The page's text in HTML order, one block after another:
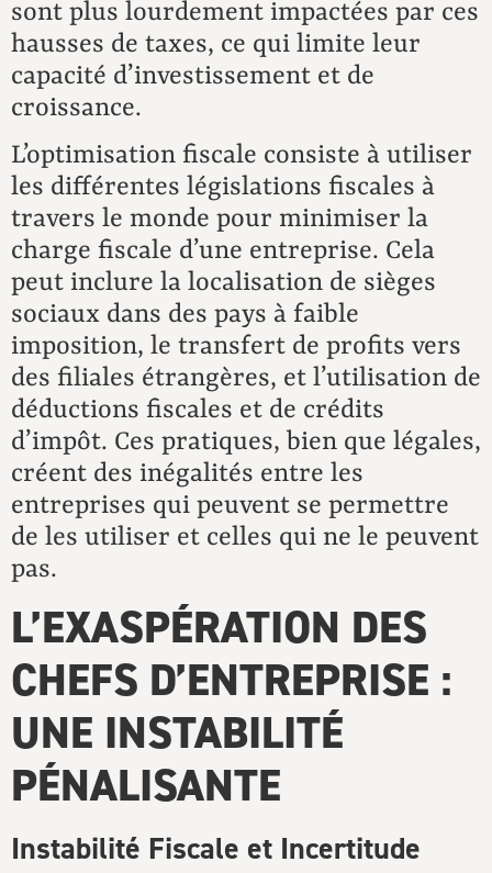
sont plus lourdement impactées par ces
hausses de taxes, ce qui limite leur
capacité d’investissement et de
croissance.
L’optimisation fiscale consiste à utiliser
les différentes législations fiscales à
travers le monde pour minimiser la
charge fiscale d’une entreprise. Cela
peut inclure la localisation de sièges
sociaux dans des pays à faible
imposition, le transfert de profits vers
des filiales étrangères, et l’utilisation de
déductions fiscales et de crédits
d’impôt. Ces pratiques, bien que légales,
créent des inégalités entre les
entreprises qui peuvent se permettre
de les utiliser et celles qui ne le peuvent
pas.
L’EXASPÉRATION DES
CHEFS D’ENTREPRISE :
UNE INSTABILITÉ
PÉNALISANTE
Instabilité Fiscale et Incertitude